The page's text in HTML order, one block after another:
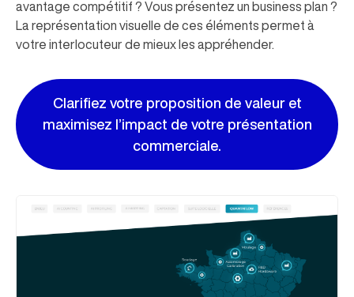
avantage compétitif ? Vous présentez un business plan ?
La représentation visuelle de ces éléments permet à
votre interlocuteur de mieux les appréhender.
Clarifiez votre proposition de valeur et
maximisez l’impact de votre présentation
commerciale.